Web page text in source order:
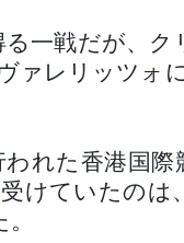
る一戦だが、
ァレリッツォ
れた香港国際
けていたのは